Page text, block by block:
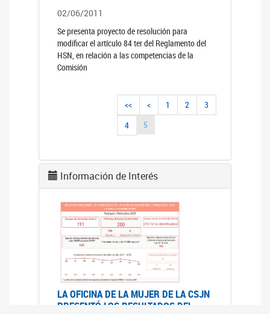
02/06/2011
Se presenta proyecto de resolución para
modificar el artículo 84 ter del Reglamento del
HSN, en relación a las competencias de la
Comisión
<< < 1 2
3
4
5
Información de Interés
LA OFICINA DE LA MUJER DE LA CSJN
PRESENTÓ LOS RESULTADOS DEL